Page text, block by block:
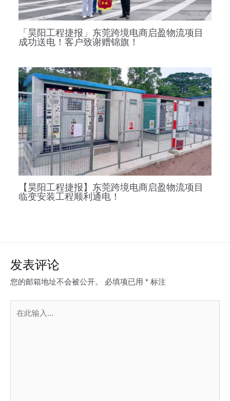
「昊阳工程捷报」东莞跨境电商启盈物流项目
成功送电！客户致谢赠锦旗！
【昊阳工程捷报】东莞跨境电商启盈物流项目
临变安装工程顺利通电！
发表评论
您的邮箱地址不会被公开。 必填项已用 * 标注